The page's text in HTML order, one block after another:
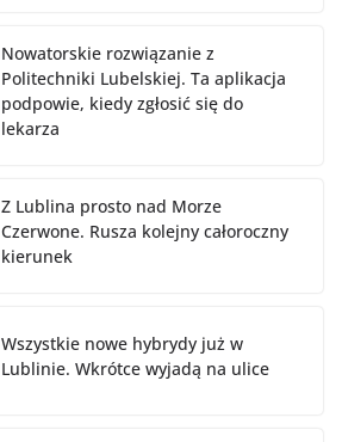
Nowatorskie rozwiązanie z
Politechniki Lubelskiej. Ta aplikacja
podpowie, kiedy zgłosić się do
lekarza
Z Lublina prosto nad Morze
Czerwone. Rusza kolejny całoroczny
kierunek
Wszystkie nowe hybrydy już w
Lublinie. Wkrótce wyjadą na ulice